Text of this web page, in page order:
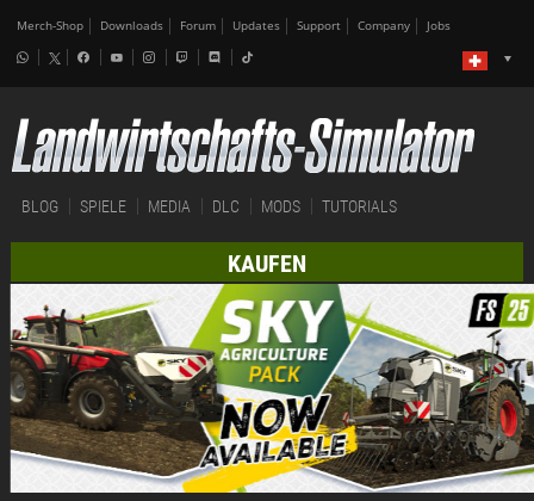
Merch-Shop Downloads Forum Updates Support Company Jobs
BLOG SPIELE MEDIA DLC MODS TUTORIALS
KAUFEN